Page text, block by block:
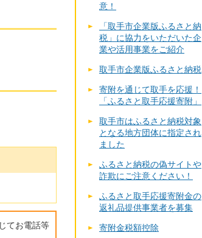
てお電話等
意！
「取手市企業版ふるさと納
税」に協力をいただいた企
業や活用事業をご紹介
取手市企業版ふるさと納税
寄附を通じて取手を応援！
「ふるさと取手応援寄附」
取手市はふるさと納税対象
となる地方団体に指定され
ました
ふるさと納税の偽サイトや
詐欺にご注意ください！
ふるさと取手応援寄附金の
返礼品提供事業者を募集
寄附金税額控除